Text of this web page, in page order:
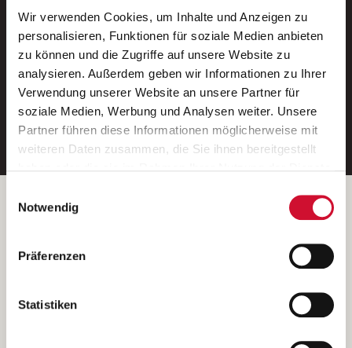
Wir verwenden Cookies, um Inhalte und Anzeigen zu
personalisieren, Funktionen für soziale Medien anbieten
zu können und die Zugriffe auf unsere Website zu
analysieren. Außerdem geben wir Informationen zu Ihrer
Verwendung unserer Website an unsere Partner für
soziale Medien, Werbung und Analysen weiter. Unsere
Partner führen diese Informationen möglicherweise mit
weiteren Daten zusammen, die Sie ihnen bereitgestellt
Wenn Sie auf „Cookies zulassen“ klicken, so stimmen
Sie der Speicherung sämtlicher Cookies zu. Sie können
Ihre Einwilligung selbstverständlich jederzeit widerrufen,
indem Sie die Cookie-Einstellungen aufrufen und diese
unsererDatenschutzerklärung
Notwendig
Präferenzen
Statistiken
Neue Stellen per E-Mail.
Ein kostenloser Service von AWO
Jobs.
E-Mail-Adresse eintragen
Betreiber der Webseite
Kantstraße 45a
(Ein Tochterunternehmen des AWO Bezirksverbandes Unterfranken
e.V.)